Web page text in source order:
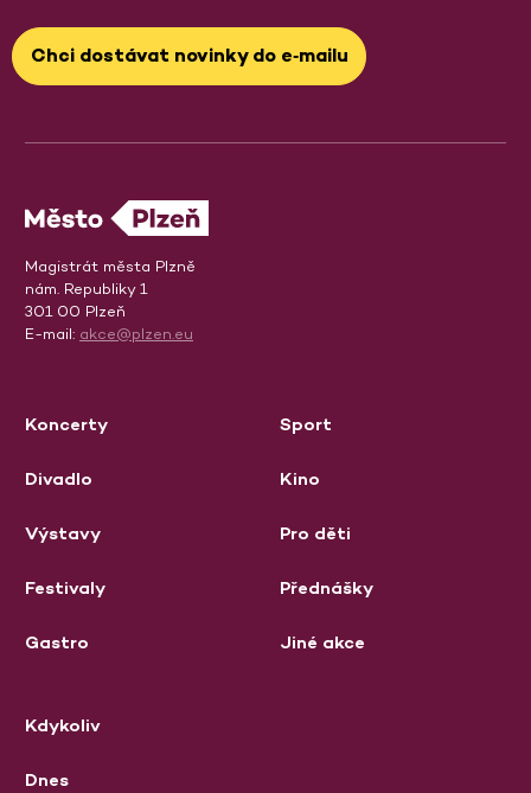
Chci dostávat novinky do e‑mailu
Magistrát města Plzně
nám. Republiky 1
301 00 Plzeň
E-mail: akce@plzen.eu
Koncerty
Divadlo
Výstavy
Festivaly
Gastro
Sport
Kino
Pro děti
Přednášky
Jiné akce
Kdykoliv
Dnes